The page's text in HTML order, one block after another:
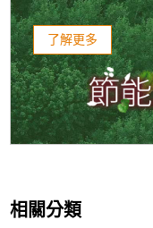
了解更多
相關分類